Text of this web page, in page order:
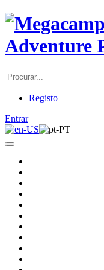
Registo
Entrar